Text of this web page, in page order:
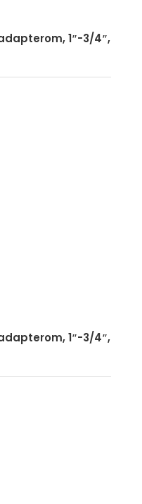
1″-3/4″,
1″-3/4″,